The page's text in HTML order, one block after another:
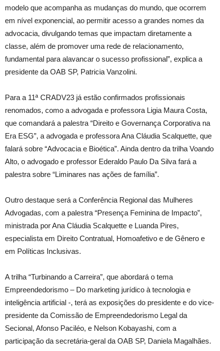
modelo que acompanha as mudanças do mundo, que ocorrem
em nível exponencial, ao permitir acesso a grandes nomes da
advocacia, divulgando temas que impactam diretamente a
classe, além de promover uma rede de relacionamento,
fundamental para alavancar o sucesso profissional”, explica a
presidente da OAB SP, Patricia Vanzolini.
Para a 11ª CRADV23 já estão confirmados profissionais
renomados, como a advogada e professora Ligia Maura Costa,
que comandará a palestra “Direito e Governança Corporativa na
Era ESG”, a advogada e professora Ana Cláudia Scalquette, que
falará sobre “Advocacia e Bioética”. Ainda dentro da trilha Voando
Alto, o advogado e professor Ederaldo Paulo Da Silva fará a
palestra sobre “Liminares nas ações de família”.
Outro destaque será a Conferência Regional das Mulheres
Advogadas, com a palestra “Presença Feminina de Impacto”,
ministrada por Ana Cláudia Scalquette e Luanda Pires,
especialista em Direito Contratual, Homoafetivo e de Gênero e
em Políticas Inclusivas.
A trilha “Turbinando a Carreira”, que abordará o tema
Empreendedorismo – Do marketing jurídico à tecnologia e
inteligência artificial -, terá as exposições do presidente e do vice-
presidente da Comissão de Empreendedorismo Legal da
Secional, Afonso Paciléo, e Nelson Kobayashi, com a
participação da secretária-geral da OAB SP, Daniela Magalhães.